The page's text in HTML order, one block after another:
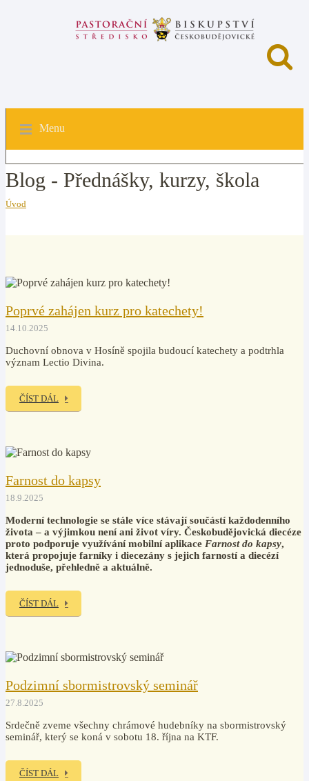
Menu
Blog - Přednášky, kurzy, škola
Úvod
Poprvé zahájen kurz pro katechety!
14.10.2025
Duchovní obnova v Hosíně spojila budoucí katechety a podtrhla
význam Lectio Divina.
ČÍST DÁL
Farnost do kapsy
18.9.2025
Moderní technologie se stále více stávají součástí každodenního
života – a výjimkou není ani život víry. Českobudějovická diecéze
proto podporuje využívání mobilní aplikace Farnost do kapsy,
která propojuje farníky i diecezány s jejich farností a diecézí
jednoduše, přehledně a aktuálně.
ČÍST DÁL
Podzimní sbormistrovský seminář
27.8.2025
Srdečně zveme všechny chrámové hudebníky na sbormistrovský
seminář, který se koná v sobotu 18. října na KTF.
ČÍST DÁL